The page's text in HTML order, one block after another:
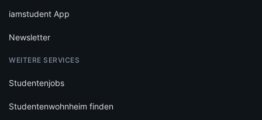
iamstudent App
Newsletter
WEITERE SERVICES
Studentenjobs
Studentenwohnheim finden